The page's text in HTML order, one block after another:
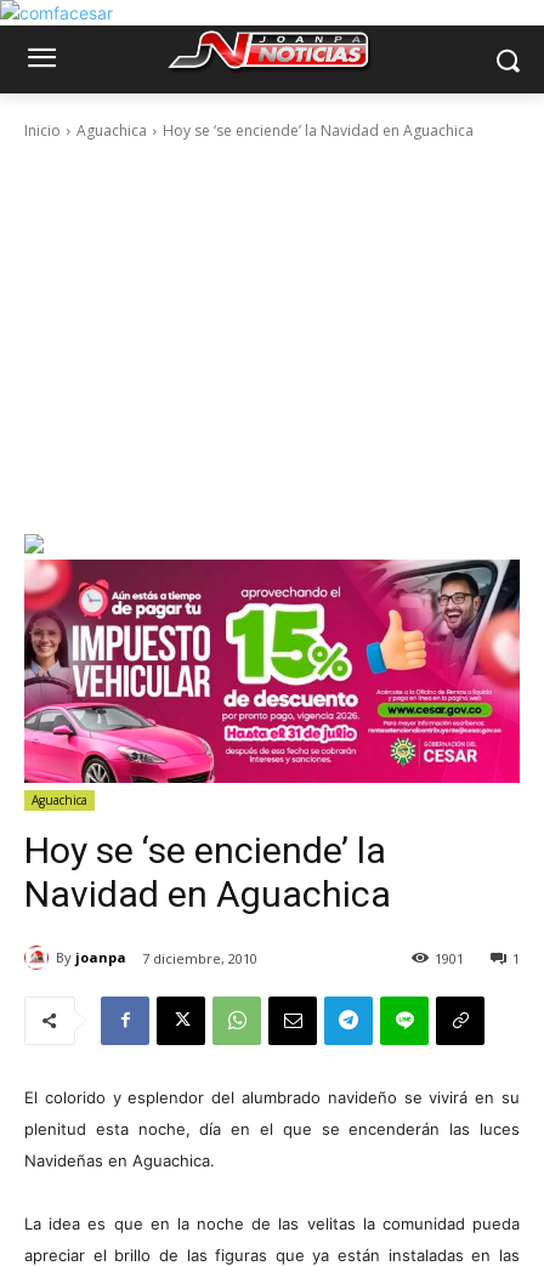
Inicio Aguachica Hoy se ‘se enciende’ la Navidad en Aguachica
Aguachica
Hoy se ‘se enciende’ la
Navidad en Aguachica
By joanpa 7 diciembre, 2010 1
1901
El colorido y esplendor del alumbrado navideño se vivirá en su
plenitud esta noche, día en el que se encenderán las luces
Navideñas en Aguachica.
La idea es que en la noche de las velitas la comunidad pueda
apreciar el brillo de las figuras que ya están instaladas en las